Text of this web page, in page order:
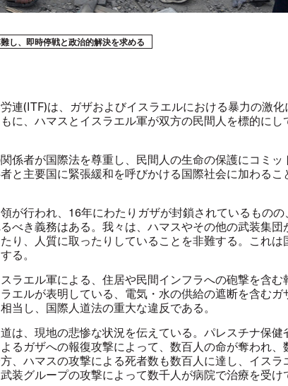
し、即時停戦と政治的解決を求める
連(ITF)は、ガザおよびイスラエルにおける暴力の激
に、ハマスとイスラエル軍が双方の民間人を標的にし
係者が国際法を尊重し、民間人の生命の保護にコミッ
と主要国に緊張緩和を呼びかける国際社会に加わるこ
が行われ、16年にわたりガザが封鎖されているもの
べき義務はある。我々は、ハマスやその他の武装集団
り、人質に取ったりしていることを非難する。これは
る。
ラエル軍による、住居や民間インフラへの砲撃を含む
エルが表明している、電気・水の供給の遮断を含むガ
当し、国際人道法の重大な違反である。
は、現地の悲惨な状況を伝えている。パレスチナ保健
るガザへの報復攻撃によって、数百人の命が奪われ、
、ハマスの攻撃による死者数も数百人に達し、イスラ
装グループの攻撃によって数千人が病院で治療を受け